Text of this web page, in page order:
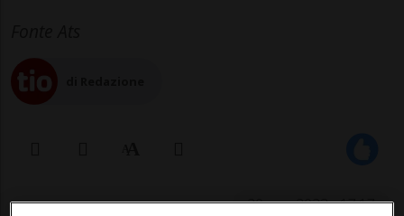
20 mar 2023 - 17:17